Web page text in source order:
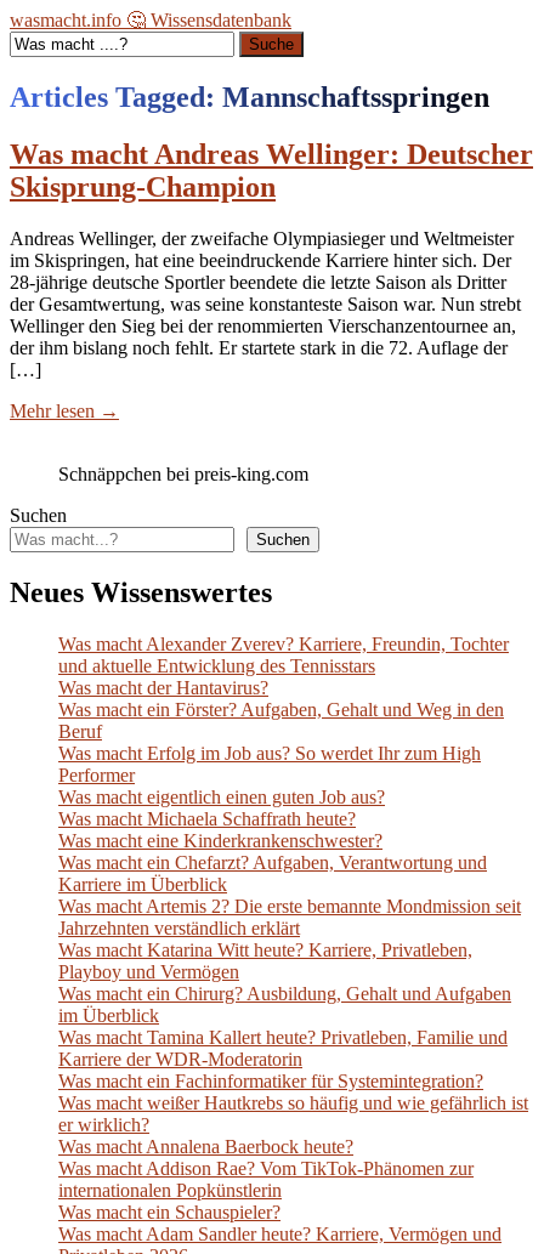
wasmacht.info 🤔 Wissensdatenbank
Suche
Articles Tagged: Mannschaftsspringen
Was macht Andreas Wellinger: Deutscher
Skisprung-Champion
Andreas Wellinger, der zweifache Olympiasieger und Weltmeister
im Skispringen, hat eine beeindruckende Karriere hinter sich. Der
28-jährige deutsche Sportler beendete die letzte Saison als Dritter
der Gesamtwertung, was seine konstanteste Saison war. Nun strebt
Wellinger den Sieg bei der renommierten Vierschanzentournee an,
der ihm bislang noch fehlt. Er startete stark in die 72. Auflage der
[…]
Mehr lesen →
Schnäppchen bei preis-king.com
Suchen
Suchen
Neues Wissenswertes
Was macht Alexander Zverev? Karriere, Freundin, Tochter
und aktuelle Entwicklung des Tennisstars
Was macht der Hantavirus?
Was macht ein Förster? Aufgaben, Gehalt und Weg in den
Beruf
Was macht Erfolg im Job aus? So werdet Ihr zum High
Performer
Was macht eigentlich einen guten Job aus?
Was macht Michaela Schaffrath heute?
Was macht eine Kinderkrankenschwester?
Was macht ein Chefarzt? Aufgaben, Verantwortung und
Karriere im Überblick
Was macht Artemis 2? Die erste bemannte Mondmission seit
Jahrzehnten verständlich erklärt
Was macht Katarina Witt heute? Karriere, Privatleben,
Playboy und Vermögen
Was macht ein Chirurg? Ausbildung, Gehalt und Aufgaben
im Überblick
Was macht Tamina Kallert heute? Privatleben, Familie und
Karriere der WDR-Moderatorin
Was macht ein Fachinformatiker für Systemintegration?
Was macht weißer Hautkrebs so häufig und wie gefährlich ist
er wirklich?
Was macht Annalena Baerbock heute?
Was macht Addison Rae? Vom TikTok-Phänomen zur
internationalen Popkünstlerin
Was macht ein Schauspieler?
Was macht Adam Sandler heute? Karriere, Vermögen und